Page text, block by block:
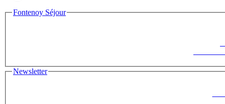
Fontenoy Séjour
Newsletter